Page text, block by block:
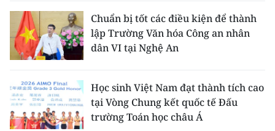
Chuẩn bị tốt các điều kiện để thành
lập Trường Văn hóa Công an nhân
dân VI tại Nghệ An
Học sinh Việt Nam đạt thành tích cao
tại Vòng Chung kết quốc tế Đấu
trường Toán học châu Á